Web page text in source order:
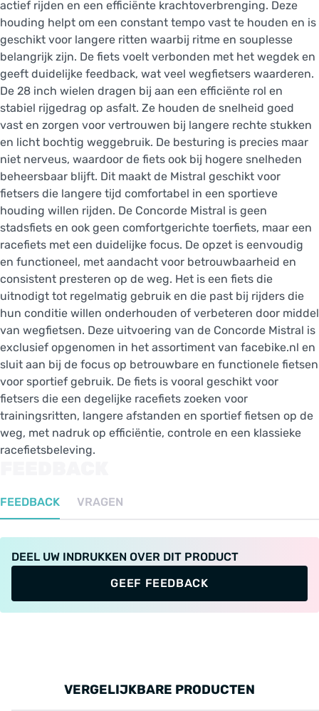
actief rijden en een efficiënte krachtoverbrenging. Deze
houding helpt om een constant tempo vast te houden en is
geschikt voor langere ritten waarbij ritme en souplesse
belangrijk zijn. De fiets voelt verbonden met het wegdek en
geeft duidelijke feedback, wat veel wegfietsers waarderen.
De 28 inch wielen dragen bij aan een efficiënte rol en
stabiel rijgedrag op asfalt. Ze houden de snelheid goed
vast en zorgen voor vertrouwen bij langere rechte stukken
en licht bochtig weggebruik. De besturing is precies maar
niet nerveus, waardoor de fiets ook bij hogere snelheden
beheersbaar blijft. Dit maakt de Mistral geschikt voor
fietsers die langere tijd comfortabel in een sportieve
houding willen rijden. De Concorde Mistral is geen
stadsfiets en ook geen comfortgerichte toerfiets, maar een
racefiets met een duidelijke focus. De opzet is eenvoudig
en functioneel, met aandacht voor betrouwbaarheid en
consistent presteren op de weg. Het is een fiets die
uitnodigt tot regelmatig gebruik en die past bij rijders die
hun conditie willen onderhouden of verbeteren door middel
van wegfietsen. Deze uitvoering van de Concorde Mistral is
exclusief opgenomen in het assortiment van facebike.nl en
sluit aan bij de focus op betrouwbare en functionele fietsen
voor sportief gebruik. De fiets is vooral geschikt voor
fietsers die een degelijke racefiets zoeken voor
trainingsritten, langere afstanden en sportief fietsen op de
weg, met nadruk op efficiëntie, controle en een klassieke
racefietsbeleving.
FEEDBACK VRAGEN
DEEL UW INDRUKKEN OVER DIT PRODUCT
GEEF FEEDBACK
VERGELIJKBARE PRODUCTEN